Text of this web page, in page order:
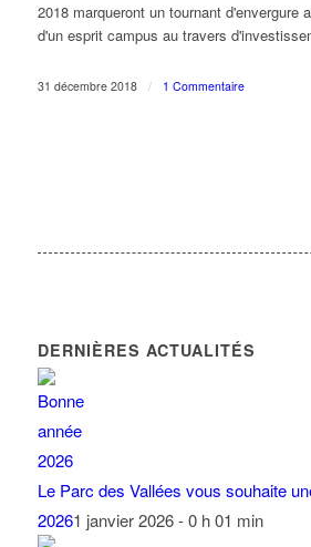
2018 marqueront un tournant d'envergure
d'un esprit campus au travers
31 décembre 2018 / 1 Commentaire
DERNIÈRES ACTUALITÉS
Le Parc des Vallées vous souhaite
20261 janvier 2026 - 0 h 01 min